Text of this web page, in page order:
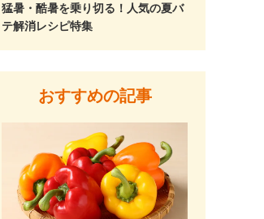
猛暑・酷暑を乗り切る！人気の夏バ
テ解消レシピ特集
おすすめの記事